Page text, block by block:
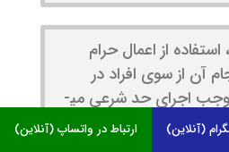
از اعمال حرام
آن از سوی افراد در
جامعه­ ی اسلامی موجب اجرای حد شرعی می­
الکلی نیزدر
نیز در فصل بیست و
ارتباط در واتساپ (آنلاین) (آنلاین)